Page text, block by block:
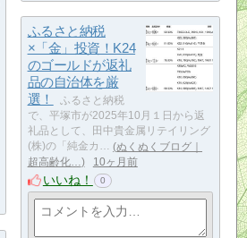
ふるさと納税
×「金」投資！K24
のゴールドが返礼
品の自治体を厳
選！
ふるさと納税
で、平塚市が2025年10月１日から返
礼品として、田中貴金属リテイリング
(株)の「純金カ…
ぬくぬくブログ｜
超高齢化…
10ヶ月前
いいね！ 0